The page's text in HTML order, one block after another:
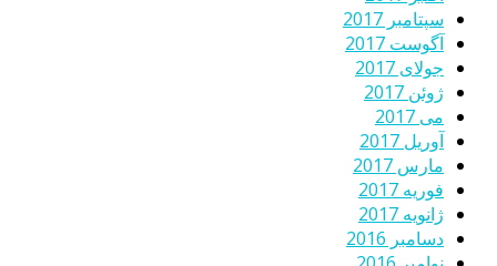
سپتامبر 2017
آگوست 2017
جولای 2017
ژوئن 2017
می 2017
آوریل 2017
مارس 2017
فوریه 2017
ژانویه 2017
دسامبر 2016